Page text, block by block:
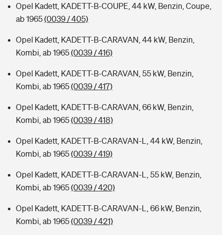
Opel Kadett, KADETT-B-COUPE, 44 kW, Benzin, Coupe,
ab 1965(0039 / 405)
Opel Kadett, KADETT-B-CARAVAN, 44 kW, Benzin,
Kombi, ab 1965(0039 / 416)
Opel Kadett, KADETT-B-CARAVAN, 55 kW, Benzin,
Kombi, ab 1965(0039 / 417)
Opel Kadett, KADETT-B-CARAVAN, 66 kW, Benzin,
Kombi, ab 1965(0039 / 418)
Opel Kadett, KADETT-B-CARAVAN-L, 44 kW, Benzin,
Kombi, ab 1965(0039 / 419)
Opel Kadett, KADETT-B-CARAVAN-L, 55 kW, Benzin,
Kombi, ab 1965(0039 / 420)
Opel Kadett, KADETT-B-CARAVAN-L, 66 kW, Benzin,
Kombi, ab 1965(0039 / 421)